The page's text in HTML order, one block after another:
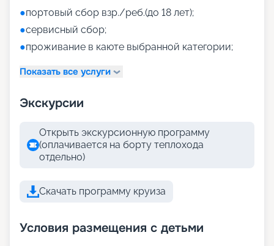
●портовый сбор взр./реб.(до 18 лет);
●сервисный сбор;
●проживание в каюте выбранной категории;
Показать все услуги
Экскурсии
Открыть экскурсионную программу
(оплачивается на борту теплохода
отдельно)
Скачать программу круиза
Условия размещения с детьми